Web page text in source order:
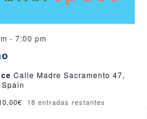
- 7:00 pm
Calle Madre Sacramento 47,
18 entradas restantes